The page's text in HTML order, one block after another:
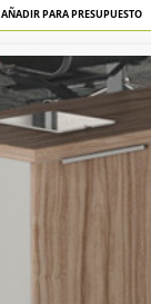
AÑADIR PARA PRESUPUESTO